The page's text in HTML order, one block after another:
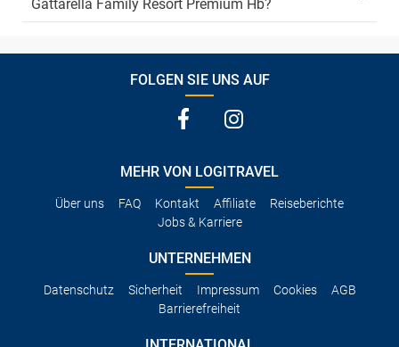
Gattarella Family Resort Premium Hb?
FOLGEN SIE UNS AUF
MEHR VON LOGITRAVEL
Über uns FAQ Kontakt Affiliate
Reiseberichte
Jobs & Karriere
UNTERNEHMEN
Datenschutz Sicherheit Impressum Cookies
AGB
Barrierefreiheit